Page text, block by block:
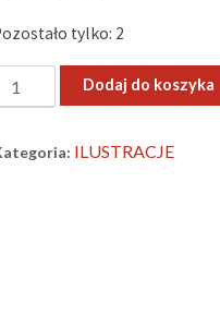
tylko: 2
ilość
Dodaj do koszyka
ILUSTRACJE